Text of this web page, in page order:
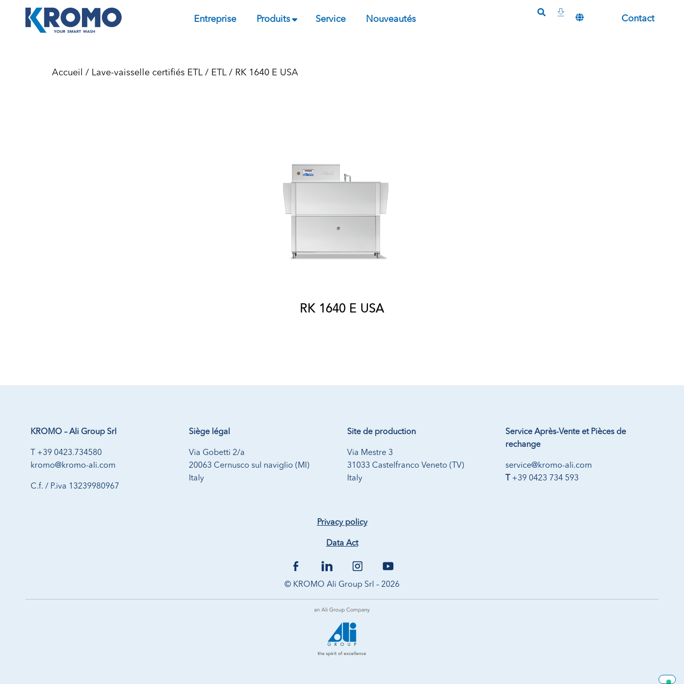
Entreprise Produits Service Nouveautés Contact
Accueil / Lave-vaisselle certifiés ETL / ETL / RK 1640 E USA
RK 1640 E USA
KROMO – Ali Group Srl
T +39 0423.734580
kromo@kromo-ali.com
C.f. / P.iva 13239980967
Siège légal
Via Gobetti 2/a
20063 Cernusco sul naviglio (MI)
Italy
Site de production
Via Mestre 3
31033 Castelfranco Veneto (TV)
Italy
Service Après-Vente et Pièces de
rechange
service@kromo-ali.com
+39 0423 734 593
Privacy policy
Data Act
© KROMO Ali Group Srl – 2026